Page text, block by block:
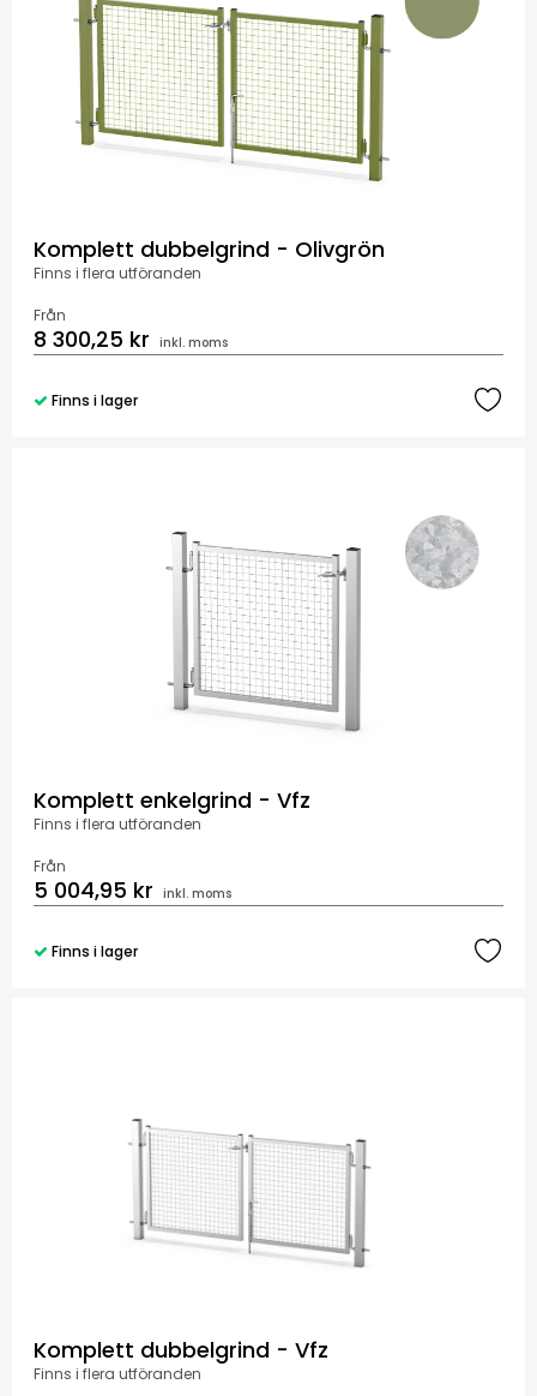
Komplett dubbelgrind - Olivgrön
Finns i flera utföranden
Från
8 300,25 kr inkl. moms
Finns i lager
Komplett enkelgrind - Vfz
Finns i flera utföranden
Från
5 004,95 kr inkl. moms
Finns i lager
Komplett dubbelgrind - Vfz
Finns i flera utföranden